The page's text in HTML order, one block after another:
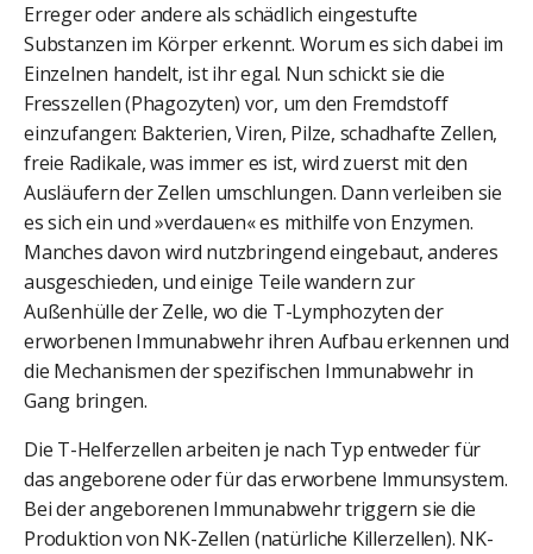
Erreger oder andere als schädlich eingestufte
Substanzen im Körper erkennt. Worum es sich dabei im
Einzelnen handelt, ist ihr egal. Nun schickt sie die
Fresszellen (Phagozyten) vor, um den Fremdstoff
einzufangen: Bakterien, Viren, Pilze, schadhafte Zellen,
freie Radikale, was immer es ist, wird zuerst mit den
Ausläufern der Zellen umschlungen. Dann verleiben sie
es sich ein und »verdauen« es mithilfe von Enzymen.
Manches davon wird nutzbringend eingebaut, anderes
ausgeschieden, und einige Teile wandern zur
Außenhülle der Zelle, wo die T-Lymphozyten der
erworbenen Immunabwehr ihren Aufbau erkennen und
die Mechanismen der spezifischen Immunabwehr in
Gang bringen.
Die T-Helferzellen arbeiten je nach Typ entweder für
das angeborene oder für das erworbene Immunsystem.
Bei der angeborenen Immunabwehr triggern sie die
Produktion von NK-Zellen (natürliche Killerzellen). NK-